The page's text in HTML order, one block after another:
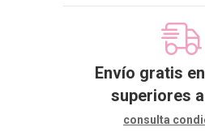
Envío gratis
superiores a
consulta